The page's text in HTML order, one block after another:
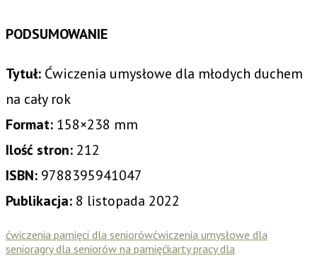
PODSUMOWANIE
Tytuł: Ćwiczenia umysłowe dla młodych duchem
na cały rok
Format: 158×238 mm
Ilość stron: 212
ISBN: 9788395941047
Publikacja: 8 listopada 2022
ćwiczenia pamięci dla seniorówćwiczenia umysłowe dla
senioragry dla seniorów na pamięćkarty pracy dla